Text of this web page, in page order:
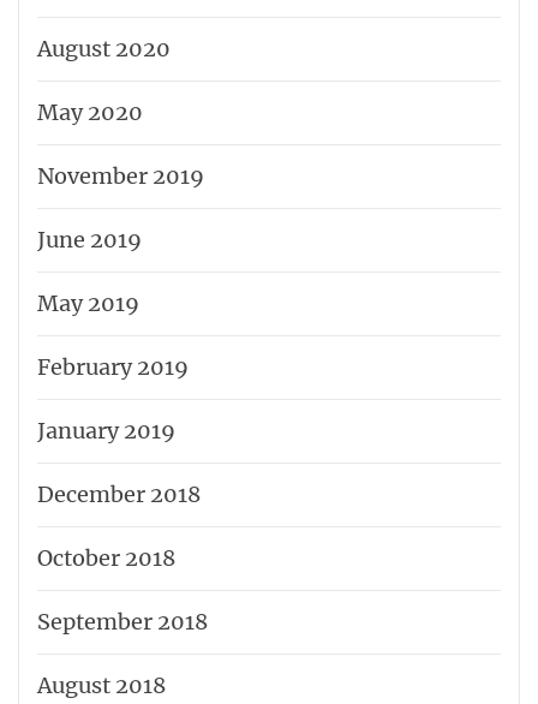
August 2020
May 2020
November 2019
June 2019
May 2019
February 2019
January 2019
December 2018
October 2018
September 2018
August 2018